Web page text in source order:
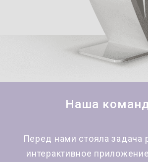
Наша
Перед нами стояла задача
интерактивное